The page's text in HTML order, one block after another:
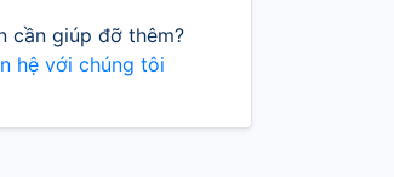
cần giúp đỡ thêm?
hệ với chúng tôi